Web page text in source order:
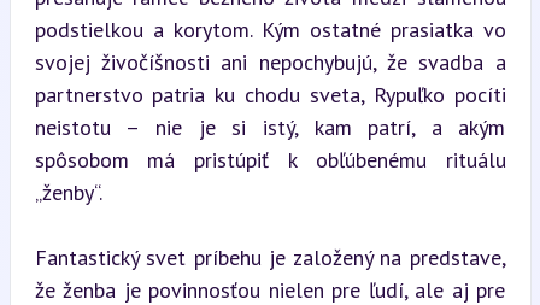
podstielkou a korytom. Kým ostatné prasiatka vo
svojej živočíšnosti ani nepochybujú, že svadba a
partnerstvo patria ku chodu sveta, Rypuľko pocíti
neistotu – nie je si istý, kam patrí, a akým
spôsobom má pristúpiť k obľúbenému rituálu
„ženby“.
Fantastický svet príbehu je založený na predstave,
že ženba je povinnosťou nielen pre ľudí, ale aj pre